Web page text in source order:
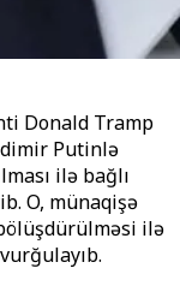
Donald Tramp
Putinlə
ilə bağlı
O, münaqişə
ilə